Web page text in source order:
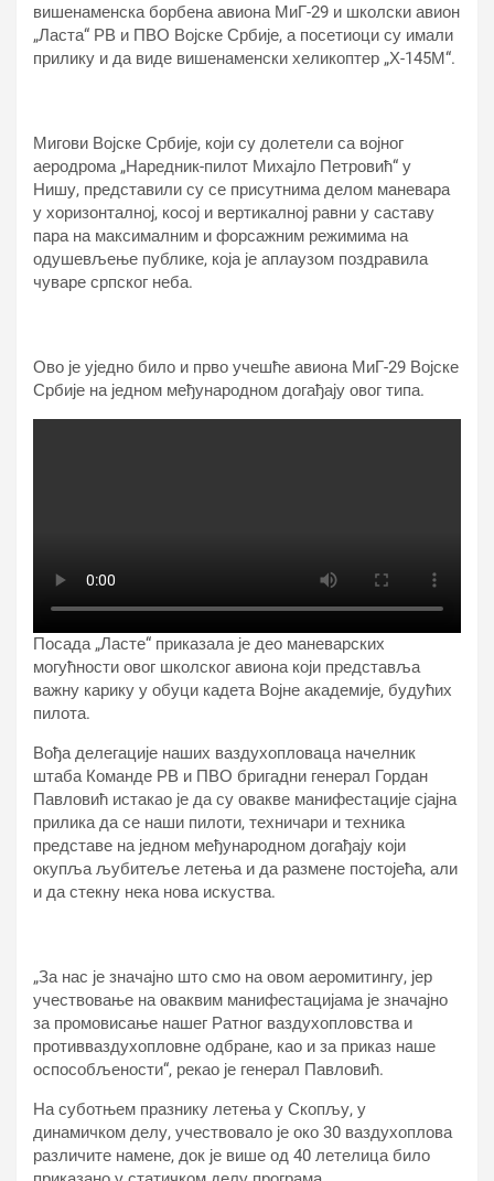
вишенаменска борбена авиона МиГ-29 и школски авион
„Ласта“ РВ и ПВО Војске Србије, а посетиоци су имали
прилику и да виде вишенаменски хеликоптер „Х-145М“.
Мигови Војске Србије, који су долетели са војног
аеродрома „Наредник-пилот Михајло Петровић“ у
Нишу, представили су се присутнима делом маневара
у хоризонталној, косој и вертикалној равни у саставу
пара на максималним и форсажним режимима на
одушевљење публике, која је аплаузом поздравила
чуваре српског неба.
Ово је уједно било и прво учешће авиона МиГ-29 Војске
Србије на једном међународном догађају овог типа.
Посада „Ласте“ приказала је део маневарских
могућности овог школског авиона који представља
важну карику у обуци кадета Војне академије, будућих
пилота.
Вођа делегације наших ваздухопловаца начелник
штаба Команде РВ и ПВО бригадни генерал Гордан
Павловић истакао је да су овакве манифестације сјајна
прилика да се наши пилоти, техничари и техника
представе на једном међународном догађају који
окупља љубитеље летења и да размене постојећа, али
и да стекну нека нова искуства.
„За нас је значајно што смо на овом аеромитингу, јер
учествовање на оваквим манифестацијама је значајно
за промовисање нашег Ратног ваздухопловства и
противваздухопловне одбране, као и за приказ наше
оспособљености“, рекао је генерал Павловић.
На суботњем празнику летења у Скопљу, у
динамичком делу, учествовало је око 30 ваздухоплова
различите намене, док је више од 40 летелица било